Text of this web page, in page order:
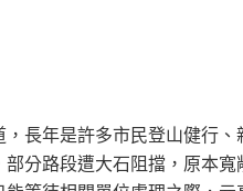
長年是許多市民登山健行
分路段遭大石阻擋，原本